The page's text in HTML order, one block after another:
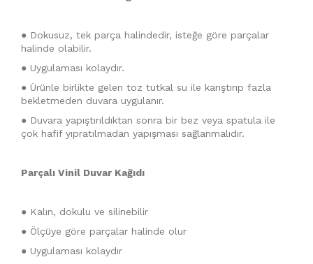
● Dokusuz, tek parça halindedir, isteğe göre parçalar
halinde olabilir.
● Uygulaması kolaydır.
● Ürünle birlikte gelen toz tutkal su ile karıştırıp fazla
bekletmeden duvara uygulanır.
● Duvara yapıştırıldıktan sonra bir bez veya spatula ile
çok hafif yıpratılmadan yapışması sağlanmalıdır.
Parçalı Vinil Duvar Kağıdı
● Kalın, dokulu ve silinebilir
● Ölçüye göre parçalar halinde olur
● Uygulaması kolaydır